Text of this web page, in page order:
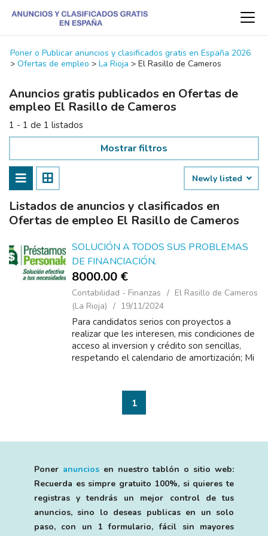
Poner o Publicar anuncios y clasificados gratis en España 2026
> Ofertas de empleo > La Rioja > El Rasillo de Cameros
Anuncios gratis publicados en Ofertas de
empleo El Rasillo de Cameros
1 - 1 de 1 listados
Mostrar filtros
Newly listed
Listados de anuncios y clasificados en
Ofertas de empleo El Rasillo de Cameros
SOLUCIÓN A TODOS SUS PROBLEMAS
DE FINANCIACIÓN.
8000.00 €
Contabilidad - Finanzas
El Rasillo de Cameros
(La Rioja)
19/11/2024
Para candidatos serios con proyectos a
realizar que les interesen, mis condiciones de
acceso al inversion y crédito son sencillas,
respetando el calendario de amortización; Mi
1
Poner anunciosen nuestro tablón o sitio web:
Recuerda es simpre gratuito 100%, si quieres te
registras y tendrás un mejor control de tus
anuncios, sino lo deseas publicas en un solo
paso, con un 1 formulario, fácil sin mayores